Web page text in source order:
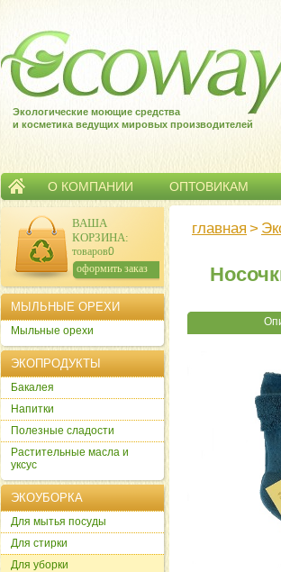
Экологические моющие средства
и косметика ведущих мировых производителей
О КОМПАНИИ ОПТОВИКАМ
главная >
ВАША
КОРЗИНА:
товаров:0
сумма: 0р.
оформить заказ
МЫЛЬНЫЕ ОРЕХИ
Мыльные орехи
ЭКОПРОДУКТЫ
Бакалея
Напитки
Полезные сладости
Растительные масла и
уксус
ЭКОУБОРКА
Для мытья посуды
Для стирки
Для уборки